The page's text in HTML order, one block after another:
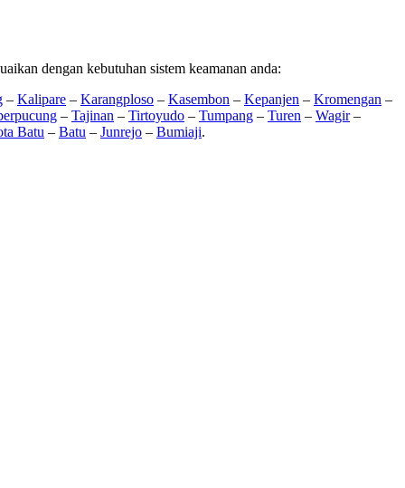
dengan kebutuhan sistem keamanan anda:
– Kalipare – Karangploso – Kasembon – Kepanjen – Kromengan –
– Tajinan – Tirtoyudo – Tumpang – Turen – Wagir–
Batu – Batu – Junrejo – Bumiaji.